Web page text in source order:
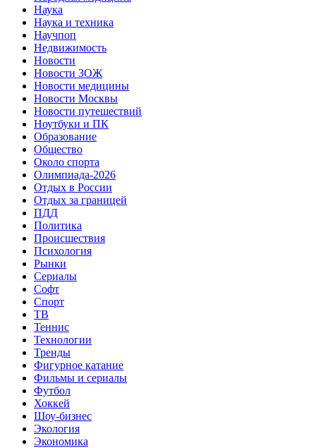
Наука
Наука и техника
Научпоп
Недвижимость
Новости
Новости ЗОЖ
Новости медицины
Новости Москвы
Новости путешествий
Ноутбуки и ПК
Образование
Общество
Около спорта
Олимпиада-2026
Отдых в России
Отдых за границей
ПДД
Политика
Происшествия
Психология
Рынки
Сериалы
Софт
Спорт
ТВ
Теннис
Технологии
Тренды
Фигурное катание
Фильмы и сериалы
Футбол
Хоккей
Шоу-бизнес
Экология
Экономика